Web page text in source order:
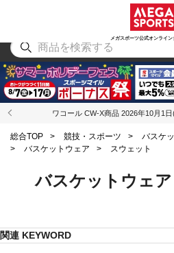
メガスポーツ公式オンライン
アウトドア
ワコール CW-X商品 2026年10月1
総合TOP > 競技・スポーツ >
バスケ
>
バスケットウェア > スウェット
バスケットウェ
関連 KEYWORD